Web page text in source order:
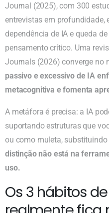
Journal (2025), com 300
entrevistas em profundidade,
dependência de IA e queda
pensamento crítico. Uma
Journals (2026) converge no
passivo e excessivo de IA
metacognitiva e fomenta
A metáfora é precisa: a IA
suportando estruturas que
ou como muleta,
distinção não está na
uso.
Os 3 hábitos